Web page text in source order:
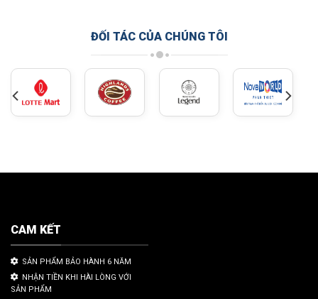
ĐỐI TÁC CỦA CHÚNG TÔI
CAM KẾT
SẢN PHẨM BẢO HÀNH 6 NĂM
NHẬN TIỀN KHI HÀI LÒNG VỚI
SẢN PHẨM